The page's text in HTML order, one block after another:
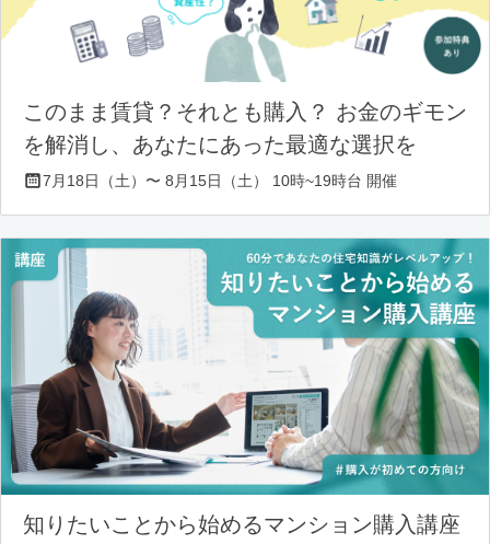
このまま賃貸？それとも購入？ お金のギモン
を解消し、あなたにあった最適な選択を
7月18日（土）〜 8月15日（土） 10時~19時台 開催
知りたいことから始めるマンション購入講座